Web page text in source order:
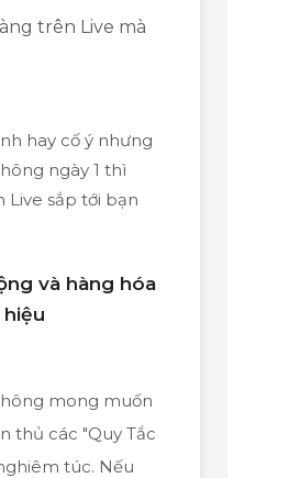
trên Live mà
hay cố ý nhưng
ngày 1 thì
Live sắp tới bạn
và hàng hóa
mong muốn
thủ các "Quy Tắc
túc. Nếu